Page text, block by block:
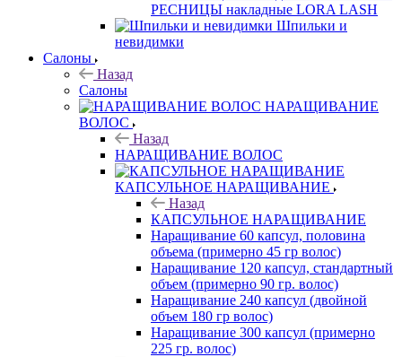
РЕСНИЦЫ накладные LORA LASH
Шпильки и
невидимки
Салоны
Назад
Салоны
НАРАЩИВАНИЕ
ВОЛОС
Назад
НАРАЩИВАНИЕ ВОЛОС
КАПСУЛЬНОЕ НАРАЩИВАНИЕ
Назад
КАПСУЛЬНОЕ НАРАЩИВАНИЕ
Наращивание 60 капсул, половина
объема (примерно 45 гр волос)
Наращивание 120 капсул, стандартный
объем (примерно 90 гр. волос)
Наращивание 240 капсул (двойной
объем 180 гр волос)
Наращивание 300 капсул (примерно
225 гр. волос)